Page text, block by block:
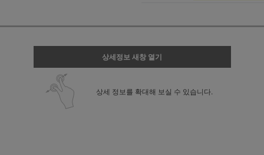
상세정보 새창 열기
상세 정보를 확대해 보실 수 있습니다.